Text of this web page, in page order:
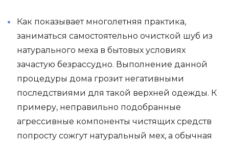
Как показывает многолетняя практика,
заниматься самостоятельно очисткой шуб из
натурального меха в бытовых условиях
зачастую безрассудно. Выполнение данной
процедуры дома грозит негативными
последствиями для такой верхней одежды. К
примеру, неправильно подобранные
агрессивные компоненты чистящих средств
попросту сожгут натуральный мех, а обычная